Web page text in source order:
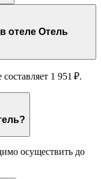
1 951 ₽.
заезд и выезд в отель?
осуществить до